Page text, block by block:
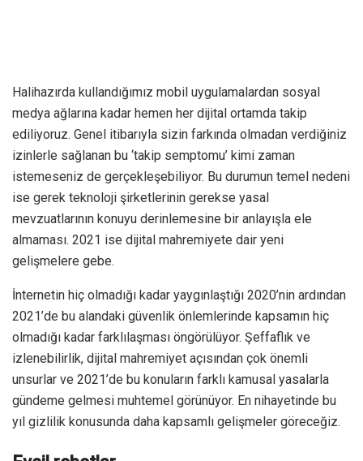
İnternetin hiç olmadığı kadar yaygınlaştığı 2020’nin ardından
2021’de bu alandaki güvenlik önlemlerinde kapsamın hiç
olmadığı kadar farklılaşması öngörülüyor. Şeffaflık ve
izlenebilirlik, dijital mahremiyet açısından çok önemli
unsurlar ve 2021’de bu konuların farklı kamusal yasalarla
gündeme gelmesi muhtemel görünüyor. En nihayetinde bu
yıl gizlilik konusunda daha kapsamlı gelişmeler göreceğiz.
Evcil robotlar
Koronavirüs ilginç bir dönüşümü de beraberinde getirdi.
Yasaklar nedeniyle eve daha uzun saatler boyu hapsolan
evcil hayvanlar. Dışarı çıkma isteği ile yanıp tutuşan köpekler
için evde daha fazla zamanın geçirilmesi gerekti uzun aylar
boyunca. Tabii ki de dışarı çıkarıldılar ama kısıtlamalar onları
da etkiledi. Tüm bu gidişatın sancılı geçtiğine şüphe yok.
Petoi Bittle ve Sony’nin meşhur evcil köpeğini biliyoruz.